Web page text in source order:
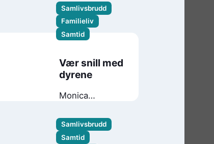
Samlivsbrudd
Familieliv
Samtid
Vær snill med
dyrene
Monica
Samlivsbrudd
Samtid